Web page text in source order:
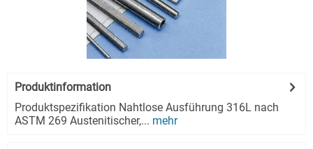
Produktinformation
Produktspezifikation Nahtlose Ausführung 316L nach
ASTM 269 Austenitischer,... mehr